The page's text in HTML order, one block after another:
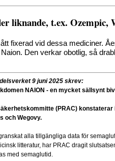
liknande, t.ex. Ozempic,
fixerad vid dessa mediciner.
Den verkar obotlig, så
9 juni 2025 skrev:
NAION - en mycket sällsynt
(PRAC)
och Wegovy.
alla tillgängliga data för
litteratur, har PRAC dragit
med semaglutid.